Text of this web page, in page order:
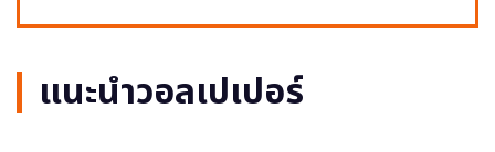
แนะนำวอลเปเปอร์